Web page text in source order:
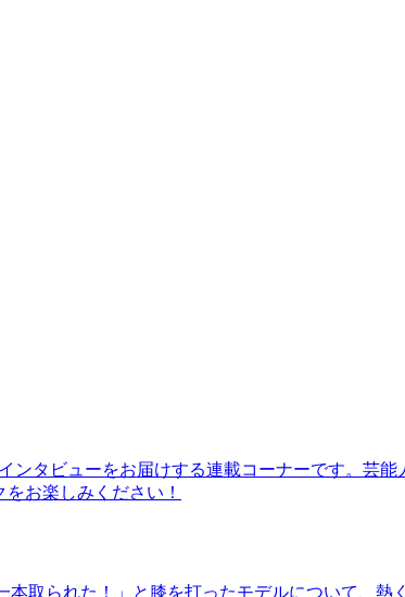
タビューをお届けする連載コーナーです。芸能
お楽しみください！
取られた！」と膝を打ったモデルについて、熱